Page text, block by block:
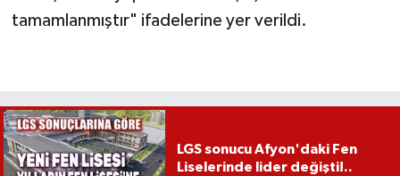
tamamlanmıştır" ifadelerine yer verildi.
LGS sonucu Afyon'daki Fen
Liselerinde lider değişti!..